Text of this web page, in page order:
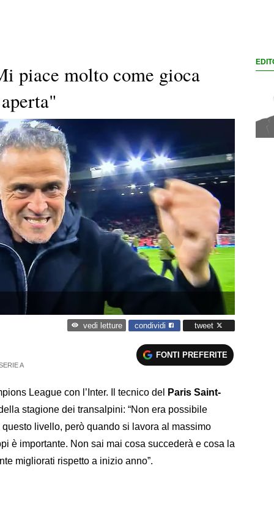
piace molto come gioca
vedi letture condividi tweet
A
FONTI PREFERITE
League con l’Inter. Il tecnico del
Paris Saint-
stagione dei transalpini: “Non era possibile
livello, però quando si lavora al massimo
è importante. Non sai mai cosa succederà e cosa la
migliorati rispetto a inizio anno”.